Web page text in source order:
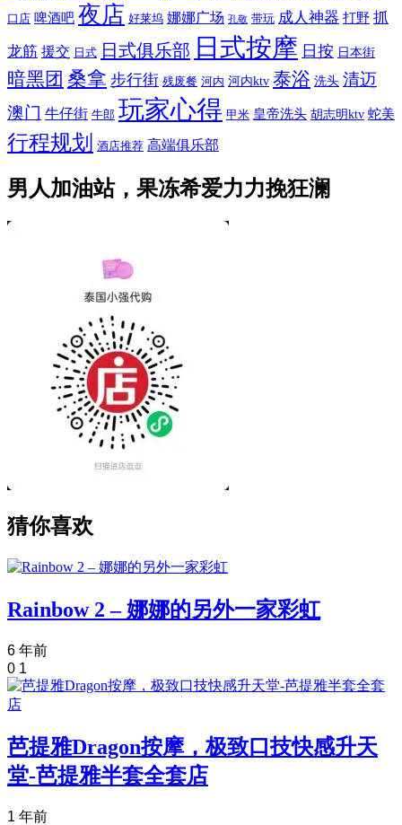
口店 啤酒吧 夜店 好莱坞 娜娜广场 孔敬 带玩 成人神器 打野 抓
龙筋 援交 日式 日式俱乐部 日式按摩 日按 日本街
暗黑团 桑拿 步行街 残废餐 河内 河内ktv 泰浴 洗头 清迈
澳门 牛仔街 牛郎 玩家心得 甲米 皇帝洗头 胡志明ktv 蛇美
行程规划 酒店推荐 高端俱乐部
男人加油站，果冻希爱力力挽狂澜
猜你喜欢
Rainbow 2 – 娜娜的另外一家彩虹
6 年前
0 1
芭提雅Dragon按摩，极致口技快感升天
堂-芭提雅半套全套店
1 年前